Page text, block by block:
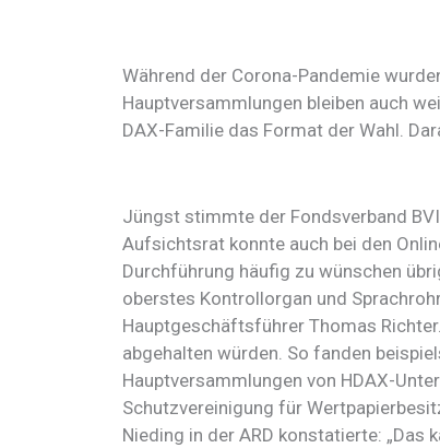
Während der Corona-Pandemie
Hauptversammlungen bleiben auch
DAX-Familie das Format der Wahl.
Jüngst stimmte der Fondsverband
Aufsichtsrat konnte auch bei den
Durchführung häufig zu wünschen
oberstes Kontrollorgan und
Hauptgeschäftsführer Thomas
abgehalten würden. So fanden
Hauptversammlungen von HDAX-
Schutzvereinigung für
Nieding in der ARD konstatierte: „Das